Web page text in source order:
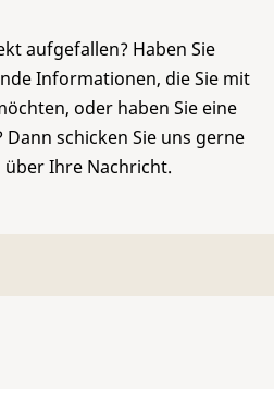
aufgefallen? Haben Sie
Informationen, die Sie mit
oder haben Sie eine
schicken Sie uns gerne
über Ihre Nachricht.